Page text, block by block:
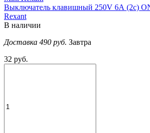
Выключатель клавишный 250V 6А (2с)
Rexant
В наличии
Доставка 490 руб. Завтра
32 руб.